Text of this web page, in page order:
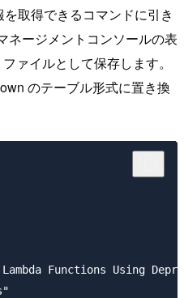
取得できるコマンドに引き
ネージメントコンソールの表
ァイルとして保存します。
のテーブル形式に置き換
Lambda Functions Using